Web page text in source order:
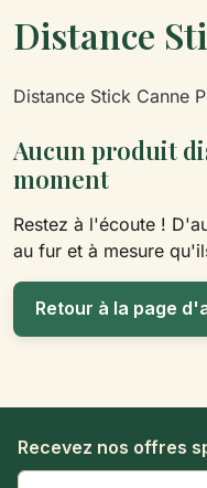
Distance
Distance Stick Canne
Aucun produit
moment
Restez à l'écoute !
au fur et à mesure
Retour à la page
Recevez nos offres